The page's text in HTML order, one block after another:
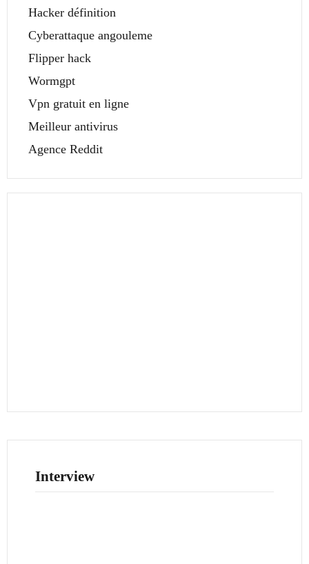
Hacker définition
Cyberattaque angouleme
Flipper hack
Wormgpt
Vpn gratuit en ligne
Meilleur antivirus
Agence Reddit
Interview